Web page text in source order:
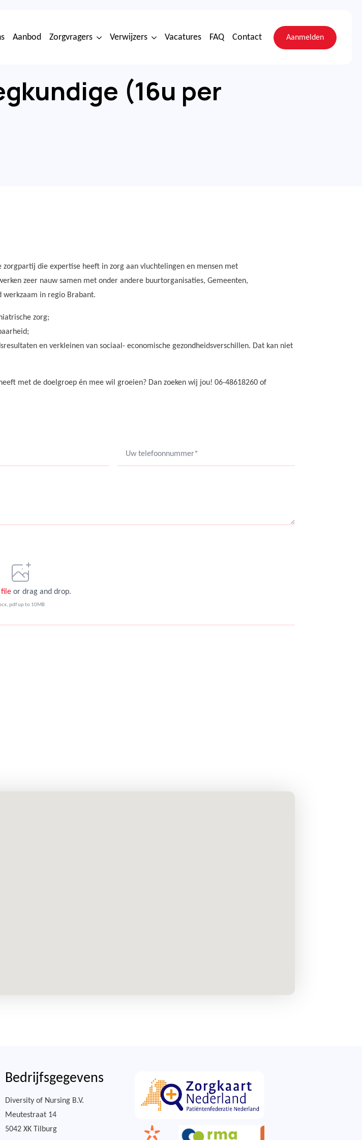
Aanbod Zorgvragers Verwijzers Vacatures FAQ Contact Aanmelden
(16u per
die expertise heeft in zorg aan vluchtelingen en mensen met
zeer nauw samen met onder andere buurtorganisaties, Gemeenten,
werkzaam in regio Brabant.
zorg;
en verkleinen van sociaal- economische gezondheidsverschillen. Dat kan niet
met de doelgroep én mee wil groeien? Dan zoeken wij jou! 06-48618260 of
fileor drag and drop.
pdf up to 10MB
Bedrijfsgegevens
Diversity of Nursing B.V.
Meutestraat 14
5042 XK Tilburg